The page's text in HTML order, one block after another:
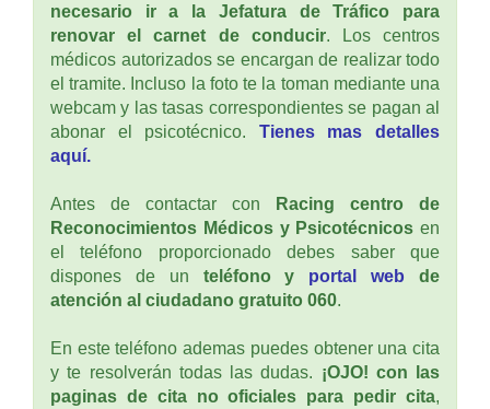
necesario ir a la Jefatura de Tráfico para
renovar el carnet de conducir. Los centros
médicos autorizados se encargan de realizar todo
el tramite. Incluso la foto te la toman mediante una
webcam y las tasas correspondientes se pagan al
abonar el psicotécnico. Tienes mas detalles
aquí.
Antes de contactar con
Racing centro de
Reconocimientos Médicos y Psicotécnicos en
el teléfono proporcionado debes saber que
dispones de un teléfono y portal web de
atención al ciudadano gratuito 060.
En este teléfono ademas puedes obtener una cita
y te resolverán todas las dudas. ¡OJO! con las
paginas de cita no oficiales para pedir cita,